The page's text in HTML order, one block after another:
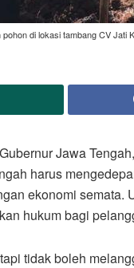
di lokasi tambang CV
Gubernur Jawa
harus
ekonomi semata.
hukum bagi
tidak boleh